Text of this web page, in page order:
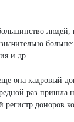
и др.
она кадровый
раз пришла
доноров